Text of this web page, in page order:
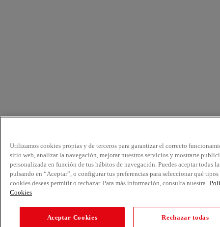
Utilizamos cookies propias y de terceros para garantizar el correcto
sitio web, analizar la navegación, mejorar nuestros servicios y mostrarte
personalizada en función de tus hábitos de navegación. Puedes aceptar todas
pulsando en “Aceptar”, o configurar tus preferencias para seleccionar qué tipos
cookies deseas permitir o rechazar. Para más información, consulta nuestra
Cookies
Aceptar Cookies Rechazar todas